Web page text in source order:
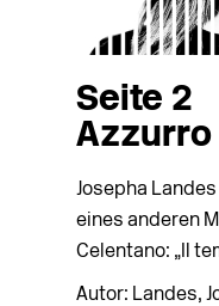
Seite 2
Josepha
eines anderen
Celentano: „Il
Autor: Landes,